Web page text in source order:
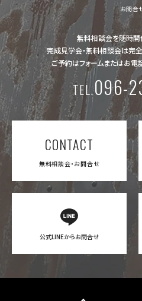
お問合
無料相談会を随時開
完成見学会・無料相談会は完
ご予約はフォームまたはお電
TEL.096-
無料相談会・お問合せ
CONTACT
公式LINEからお問合せ